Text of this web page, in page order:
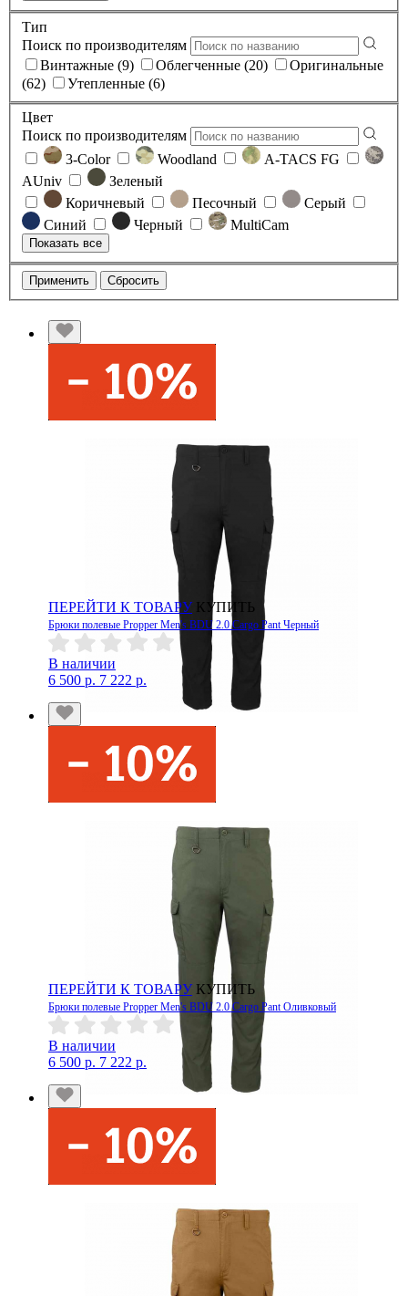
Тип
Поиск по производителям
Винтажные (9)
Облегченные (20)
Оригинальные
(62)
Утепленные (6)
Цвет
Поиск по производителям
3-Color
Woodland
A-TACS FG
AUniv
Зеленый
Коричневый
Песочный
Серый
Синий
Черный MultiCam
Показать все
Применить Сбросить
ПЕРЕЙТИ К ТОВАРУ КУПИТЬ
Брюки полевые Propper Men's BDU 2.0 Cargo Pant Черный
В наличии
6 500 р. 7 222 р.
ПЕРЕЙТИ К ТОВАРУ КУПИТЬ
Брюки полевые Propper Men's BDU 2.0 Cargo Pant Оливковый
В наличии
6 500 р. 7 222 р.